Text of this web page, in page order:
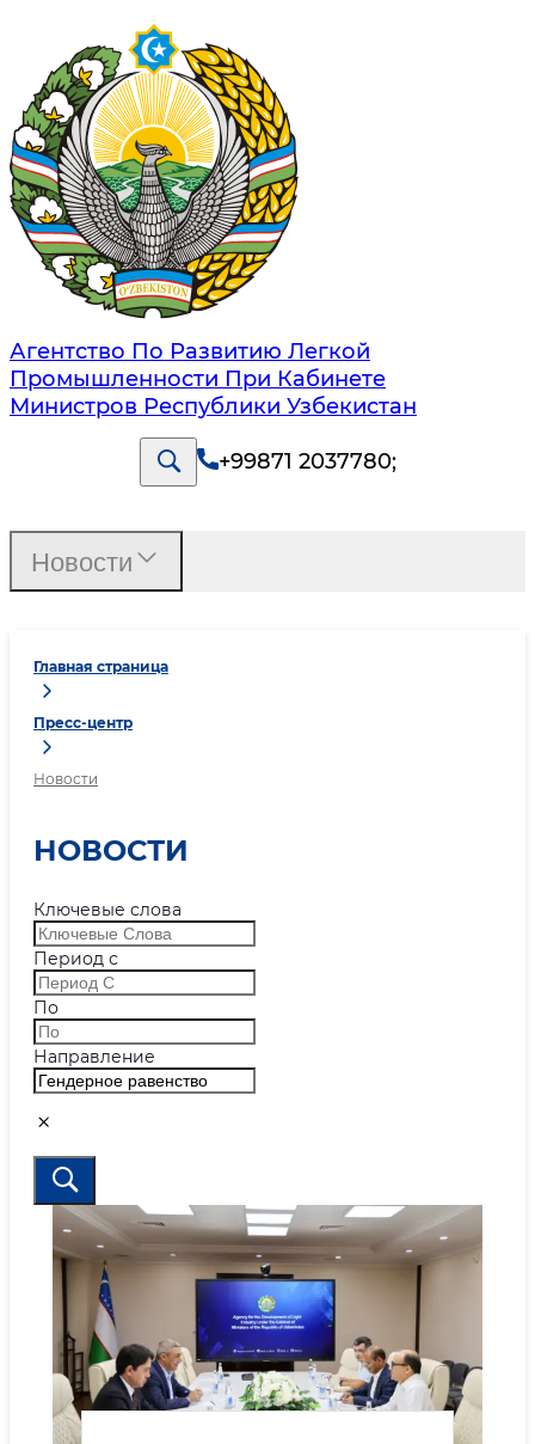
Агентство По Развитию Легкой
Промышленности При Кабинете
Министров Республики Узбекистан
+99871 2037780;
Главная страница
Пресс-центр
Новости
НОВОСТИ
Ключевые слова
Период с
По
Направление
Новости